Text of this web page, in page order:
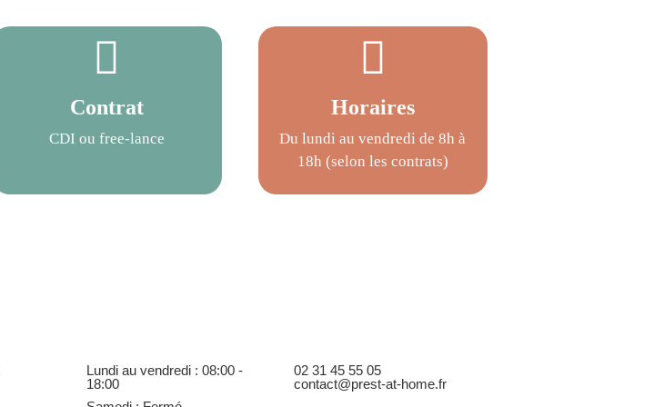
Contrat
CDI ou free-lance
Horaires
Du lundi au vendredi de 8h à
18h (selon les contrats)
Lundi au vendredi : 08:00 -
18:00
02 31 45 55 05
contact@prest-at-home.fr